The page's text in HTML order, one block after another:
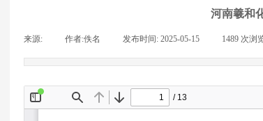
河南羲和
来源: 作者:佚名 发布时间: 2025-05-15 1489 次浏